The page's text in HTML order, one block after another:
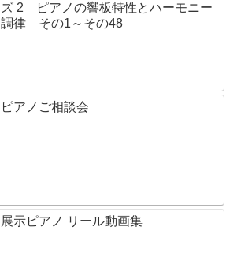
ズ 2 ピアノの響板特性とハーモニー
調律 その1～その48
ピアノご相談会
展示ピアノ リール動画集